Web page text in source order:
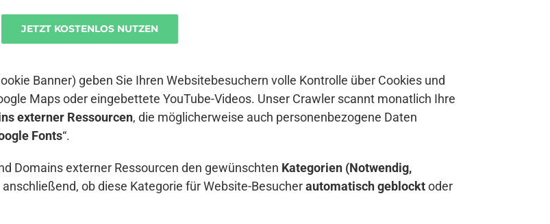
JETZT KOSTENLOS NUTZEN
Banner) geben Sie Ihren Websitebesuchern volle Kontrolle über Cookies und
Maps oder eingebettete YouTube-Videos. Unser Crawler scannt monatlich Ihre
externer Ressourcen, die möglicherweise auch personenbezogene Daten
Fonts“.
Domains externer Ressourcen den gewünschten Kategorien (Notwendig,
ob diese Kategorie für Website-Besucherautomatisch geblocktoder